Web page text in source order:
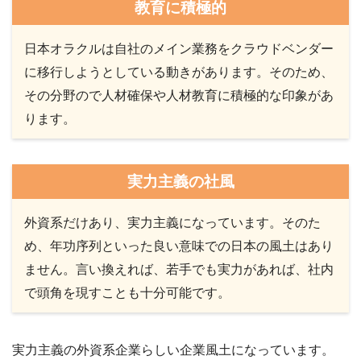
教育に積極的
日本オラクルは自社のメイン業務をクラウドベンダー
に移行しようとしている動きがあります。そのため、
その分野ので人材確保や人材教育に積極的な印象があ
ります。
実力主義の社風
外資系だけあり、実力主義になっています。そのた
め、年功序列といった良い意味での日本の風土はあり
ません。言い換えれば、若手でも実力があれば、社内
で頭角を現すことも十分可能です。
実力主義の外資系企業らしい企業風土になっています。